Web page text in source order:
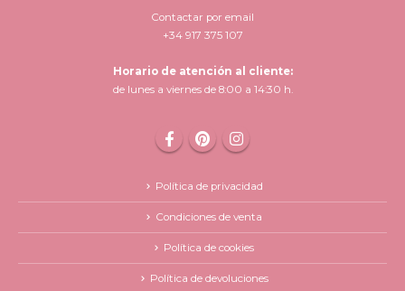
Contactar por email
+34 917 375 107
Horario de atención al cliente:
de lunes a viernes de 8:00 a 14:30 h.
Política de privacidad
Condiciones de venta
Política de cookies
Política de devoluciones